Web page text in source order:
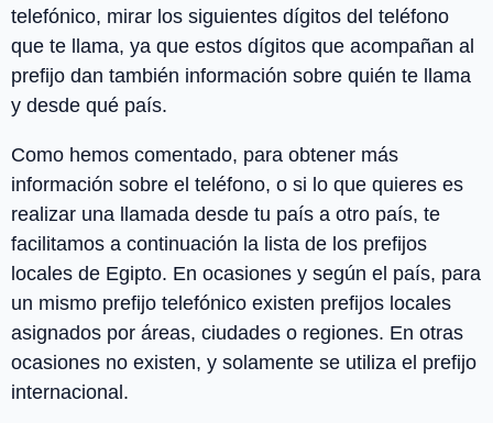
telefónico, mirar los siguientes dígitos del teléfono
que te llama, ya que estos dígitos que acompañan al
prefijo dan también información sobre quién te llama
y desde qué país.
Como hemos comentado, para obtener más
información sobre el teléfono, o si lo que quieres es
realizar una llamada desde tu país a otro país, te
facilitamos a continuación la lista de los prefijos
locales de Egipto. En ocasiones y según el país, para
un mismo prefijo telefónico existen prefijos locales
asignados por áreas, ciudades o regiones. En otras
ocasiones no existen, y solamente se utiliza el prefijo
internacional.